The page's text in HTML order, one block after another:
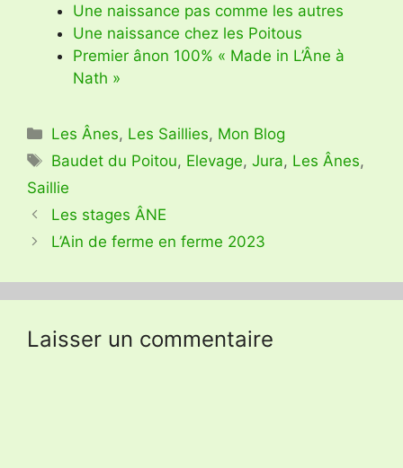
Une naissance pas comme les autres
Une naissance chez les Poitous
Premier ânon 100% « Made in L’Âne à
Nath »
Catégories
Les Ânes, Les Saillies, Mon Blog
Étiquettes
Baudet du Poitou, Elevage,Jura, Les Ânes,
Saillie
Les stages ÂNE
L’Ain de ferme en ferme 2023
Laisser un commentaire